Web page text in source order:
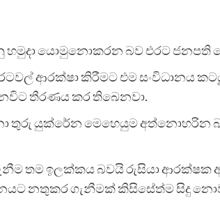
යොමුනොකරන බව එරට ජනපති
ආරක්ෂා කිරීමට එම සංවිධානය
තීරණය කර තිබෙනවා.
තුරු යුක්රේන මෙහෙයුම අත්නොහරින
තම ඉලක්කය බවයි රුසියා ආරක්ෂක
නතුකර ගැනීමක් කිසිසේත්ම සිදු